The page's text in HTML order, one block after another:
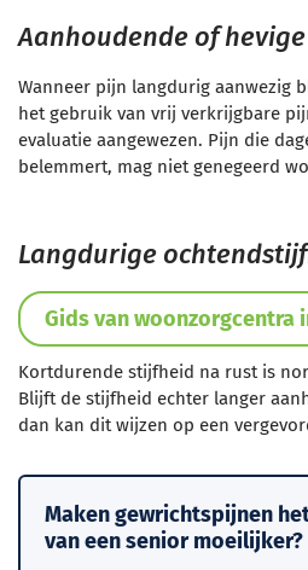
Aanhoudende of
Wanneer pijn langdurig aanwezig
het gebruik van vrij verkrijgbare
evaluatie aangewezen. Pijn die
belemmert, mag niet genegeerd
Langdurige
Gids van woonzorgcentra
Kortdurende stijfheid na rust is
Blijft de stijfheid echter langer
dan kan dit wijzen op een
Maken gewrichtspijnen
van een senior moeilijker?